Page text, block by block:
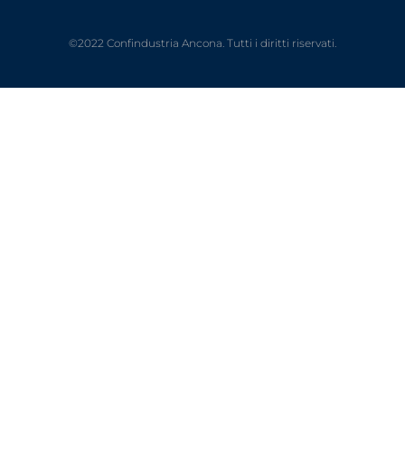
©2022 Confindustria Ancona. Tutti i diritti riservati.